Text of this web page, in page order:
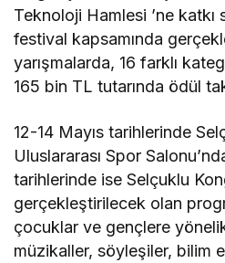
Teknoloji Hamlesi ’ne katkı
festival kapsamında
yarışmalarda, 16 farklı
165 bin TL tutarında ödül
12-14 Mayıs tarihlerinde
Uluslararası Spor
tarihlerinde ise Selçuklu
gerçekleştirilecek olan
çocuklar ve gençlere
müzikaller, söyleşiler, bilim